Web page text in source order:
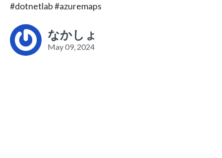
#dotnetlab #azuremaps
なかしょ
May 09, 2024